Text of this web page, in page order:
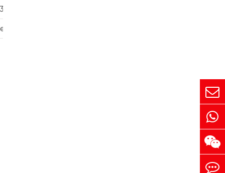
Fahrzeug zu Feld